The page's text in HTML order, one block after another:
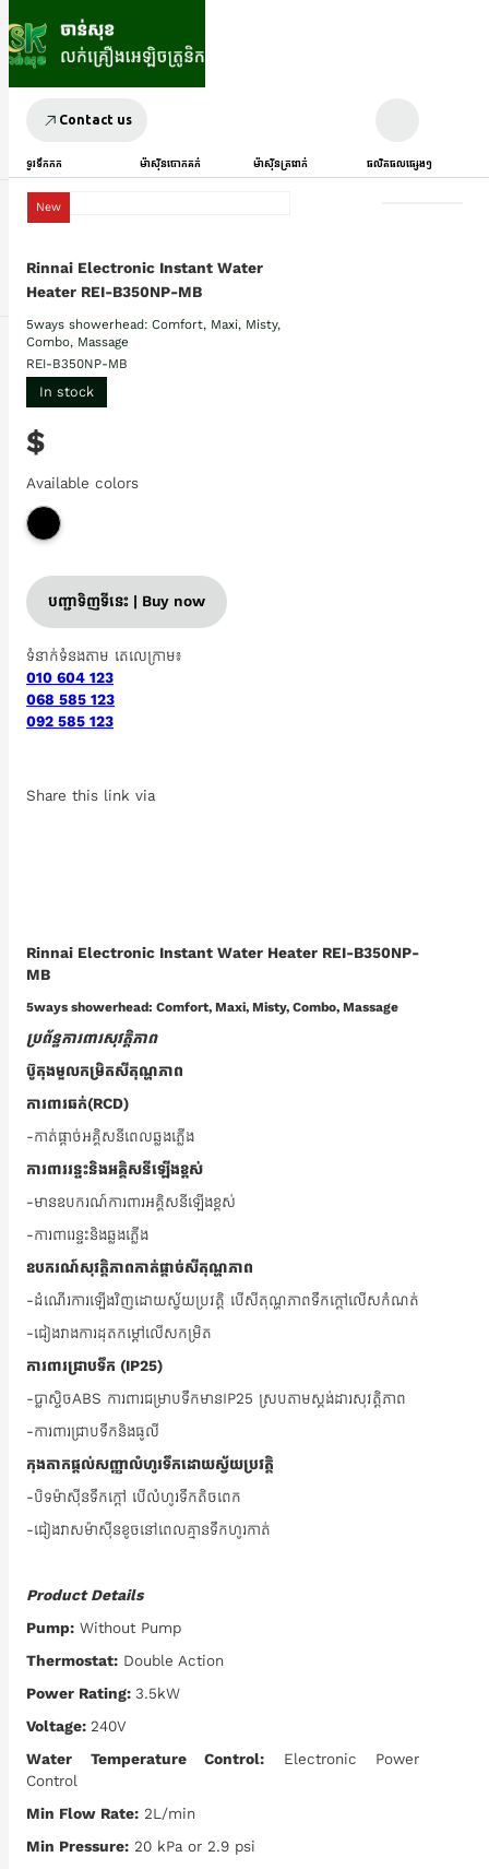
Contact us
ទូរទឹកកក ម៉ាស៊ីនបោកគក់ ម៉ាស៊ីនត្រជាក់ ផលិតផលផ្សេងៗ
New
Rinnai Electronic Instant Water
Heater REI-B350NP-MB
5ways showerhead: Comfort, Maxi, Misty,
Combo, Massage
REI-B350NP-MB
In stock
$
Available colors
បញ្ជាទិញទីនេះ | Buy now
ទំនាក់ទំនងតាម តេលេក្រាម៖
010 604 123
068 585 123
092 585 123
Share this link via
Rinnai Electronic Instant Water Heater REI-B350NP-
MB
5ways showerhead: Comfort, Maxi, Misty, Combo, Massage
ប្រព័ន្ធការពារសុវត្តិភាព
ប៊ូតុងមួលកម្រិតសីតុណ្ហភាព
ការពារឆក់(RCD)
-កាត់ផ្តាច់អគ្គិសនីពេលឆ្លងភ្លើង
ការពាររន្ទះនិងអគ្គិសនីឡើងខ្ពស់
-មានឧបករណ៍ការពារអគ្គិសនីឡើងខ្ពស់
-ការពារេន្ទះនិងឆ្លងភ្លើង
ឧបករណ៍សុវត្តិភាពកាត់ផ្តាច់សីតុណ្ហភាព
-ដំណើរការឡើងវិញដោយស្វ័យប្រវត្តិ បើសីតុណ្ហភាពទឹកក្តៅលើសកំណត់
-ជៀងវាងការដុតកម្តៅលើសកម្រិត
ការពារជ្រាបទឹក (IP25)
-ប្លាស្ទិចABS ការពារជម្រាបទឹកមាន​IP25 ស្របតាមស្តង់ដារសុវត្តិភាព
-ការពារជ្រាបទឹកនិងធូលី
កុងតាកផ្តល់សញ្ញាលំហូរទឹកដោយស្វ័យប្រវត្តិ
-បិទម៉ាស៊ីនទឹកក្តៅ បើលំហូរទឹកតិចពេក
-ជៀងវាសម៉ាស៊ីនខូចនៅពេលគ្មានទឹកហូរកាត់
Product Details
Pump: Without Pump
Thermostat: Double Action
Power Rating: 3.5kW
Voltage: 240V
Water Temperature Control: Electronic Power
Control
Min Flow Rate: 2L/min
Min Pressure: 20 kPa or 2.9 psi